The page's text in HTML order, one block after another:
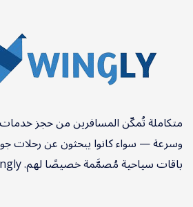
متكاملة تُمكّن المسافرين من حجز
وسرعة — سواء كانوا يبحثون عن رحلات
باقات سياحية مُصمَّمة خصيصًا لهم. Wingly جناحك نحو العالم